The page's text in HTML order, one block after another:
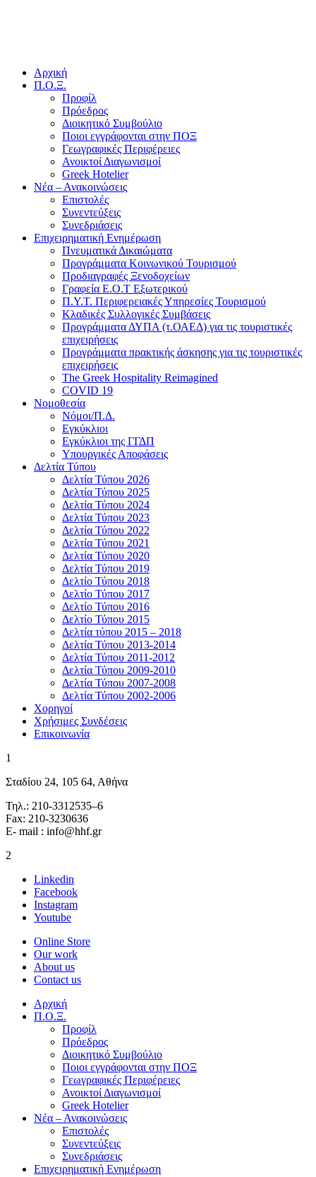
Αρχική
Π.Ο.Ξ.
Προφίλ
Πρόεδρος
Διοικητικό Συμβούλιο
Ποιοι εγγράφονται στην ΠΟΞ
Γεωγραφικές Περιφέρειες
Ανοικτοί Διαγωνισμoί
Greek Hotelier
Νέα – Ανακοινώσεις
Επιστολές
Συνεντεύξεις
Συνεδριάσεις
Επιχειρηματική Ενημέρωση
Πνευματικά Δικαιώματα
Προγράμματα Κοινωνικού Τουρισμού
Προδιαγραφές Ξενοδοχείων
Γραφεία Ε.Ο.Τ Εξωτερικού
Π.Υ.Τ. Περιφερειακές Υπηρεσίες Τουρισμού
Κλαδικές Συλλογικές Συμβάσεις
Προγράμματα ΔΥΠΑ (τ.ΟΑΕΔ) για τις τουριστικές
επιχειρήσεις
Προγράμματα πρακτικής άσκησης για τις τουριστικές
επιχειρήσεις
The Greek Hospitality Reimagined
COVID 19
Νομοθεσία
Νόμοι/Π.Δ.
Εγκύκλιοι
Εγκύκλιοι της ΓΓΔΠ
Υπουργικές Αποφάσεις
Δελτία Τύπου
Δελτία Τύπου 2026
Δελτία Τύπου 2025
Δελτία Τύπου 2024
Δελτία Τύπου 2023
Δελτία Τύπου 2022
Δελτία Τύπου 2021
Δελτία Τύπου 2020
Δελτία Τύπου 2019
Δελτίο Τύπου 2018
Δελτίο Τύπου 2017
Δελτίο Τύπου 2016
Δελτίο Τύπου 2015
Δελτία τύπου 2015 – 2018
Δελτία Τύπου 2013-2014
Δελτία Τύπου 2011-2012
Δελτία Τύπου 2009-2010
Δελτία Τύπου 2007-2008
Δελτία Τύπου 2002-2006
Χορηγοί
Χρήσιμες Συνδέσεις
Επικοινωνία
1
Σταδίου 24, 105 64, Αθήνα
Τηλ.: 210-3312535–6
Fax: 210-3230636
E- mail : info@hhf.gr
2
Linkedin
Facebook
Instagram
Youtube
Online Store
Our work
About us
Contact us
Αρχική
Π.Ο.Ξ.
Προφίλ
Πρόεδρος
Διοικητικό Συμβούλιο
Ποιοι εγγράφονται στην ΠΟΞ
Γεωγραφικές Περιφέρειες
Ανοικτοί Διαγωνισμoί
Greek Hotelier
Νέα – Ανακοινώσεις
Επιστολές
Συνεντεύξεις
Συνεδριάσεις
Επιχειρηματική Ενημέρωση